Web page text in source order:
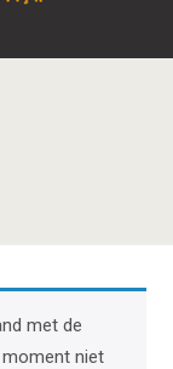
met de
niet